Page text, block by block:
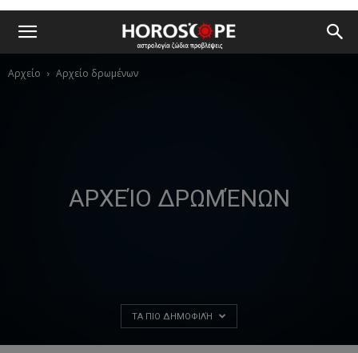
Αρχείο Αρχείο δρωμένων
ΑΡΧΕΊΟ ΔΡΩΜΈΝΩΝ
ΤΑ ΠΙΟ ΔΗΜΟΦΙΛΉ